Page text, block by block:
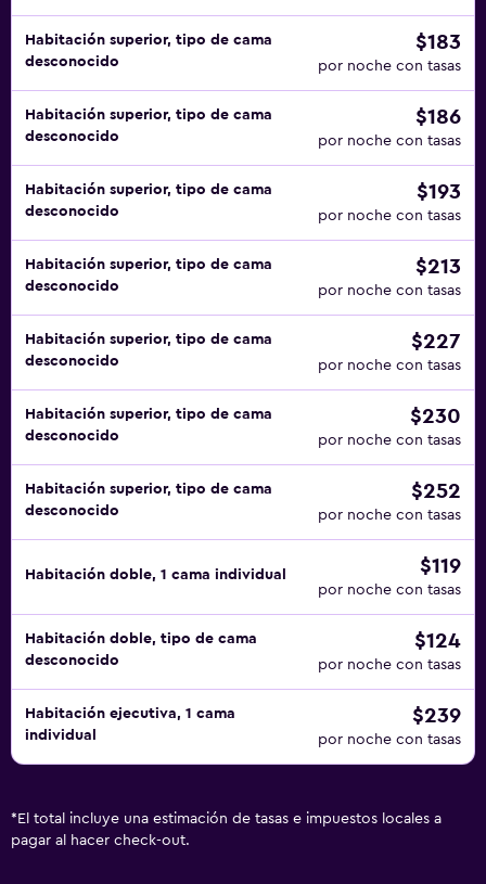
Habitación superior, tipo de cama
desconocido
$183
por noche con tasas
Habitación superior, tipo de cama
desconocido
$186
por noche con tasas
Habitación superior, tipo de cama
desconocido
$193
por noche con tasas
Habitación superior, tipo de cama
desconocido
$213
por noche con tasas
Habitación superior, tipo de cama
desconocido
$227
por noche con tasas
Habitación superior, tipo de cama
desconocido
$230
por noche con tasas
Habitación superior, tipo de cama
desconocido
$252
por noche con tasas
Habitación doble, 1 cama individual $119
por noche con tasas
Habitación doble, tipo de cama
desconocido
$124
por noche con tasas
Habitación ejecutiva, 1 cama
individual
$239
por noche con tasas
* El total incluye una estimación de tasas e impuestos locales a
pagar al hacer check-out.